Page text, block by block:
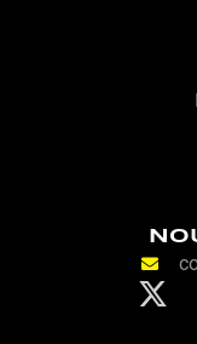
X